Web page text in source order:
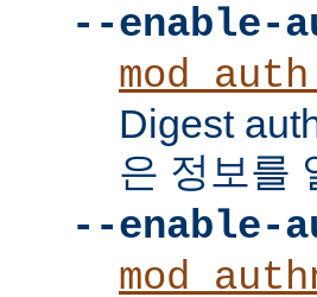
--enable-
Digest
은 정보를
--enable-